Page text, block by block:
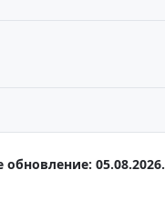
05.08.2026.